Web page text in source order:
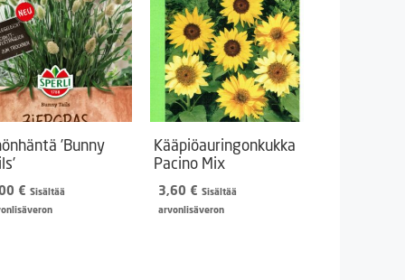
’Bunny
€ Sisältää
Kääpiöauringonkukka
Pacino Mix
3,60 € Sisältää
arvonlisäveron